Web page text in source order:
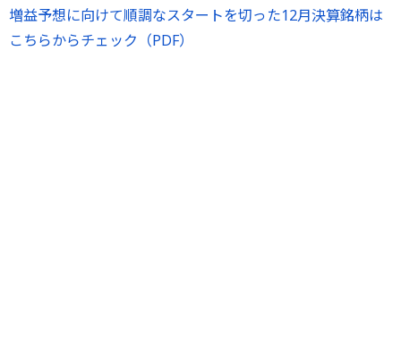
増益予想に向けて順調なスタートを切った12月決算銘柄は
こちらからチェック（PDF）